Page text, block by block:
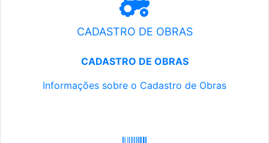
CADASTRO DE OBRAS
CADASTRO DE OBRAS
Informações sobre o Cadastro de Obras